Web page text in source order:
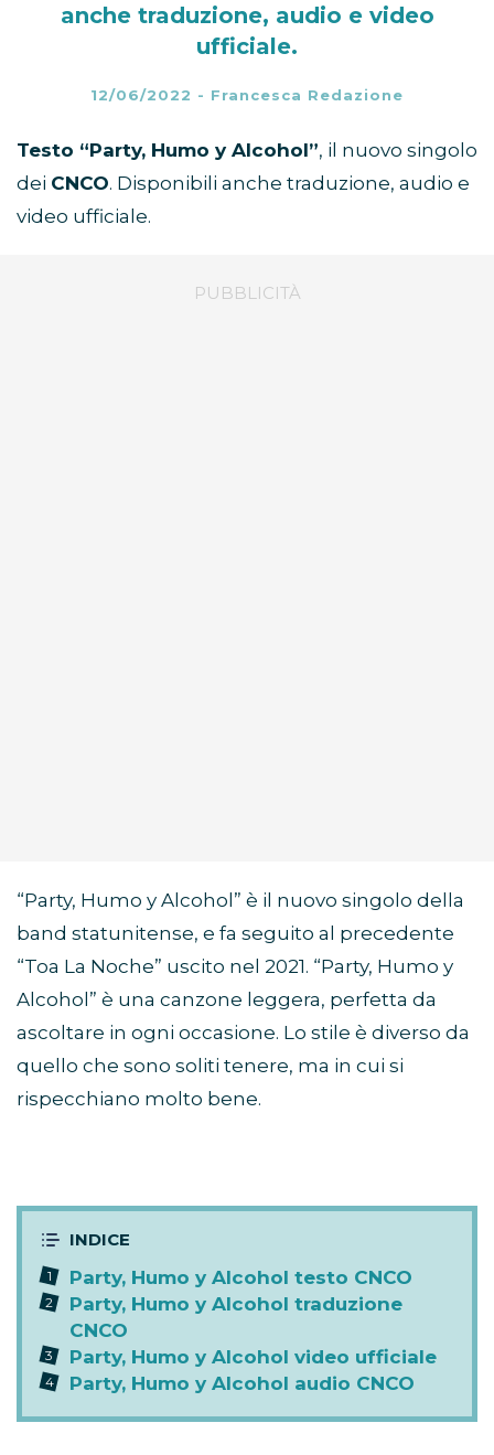
anche traduzione, audio e video
ufficiale.
12/06/2022 - Francesca Redazione
Testo “Party, Humo y Alcohol”, il nuovo singolo
dei CNCO. Disponibili anche traduzione, audio e
video ufficiale.
“Party, Humo y Alcohol” è il nuovo singolo della
band statunitense, e fa seguito al precedente
“Toa La Noche” uscito nel 2021. “Party, Humo y
Alcohol” è una canzone leggera, perfetta da
ascoltare in ogni occasione. Lo stile è diverso da
quello che sono soliti tenere, ma in cui si
rispecchiano molto bene.
Party, Humo y Alcohol testo CNCO
Party, Humo y Alcohol traduzione
CNCO
Party, Humo y Alcohol video ufficiale
Party, Humo y Alcohol audio CNCO